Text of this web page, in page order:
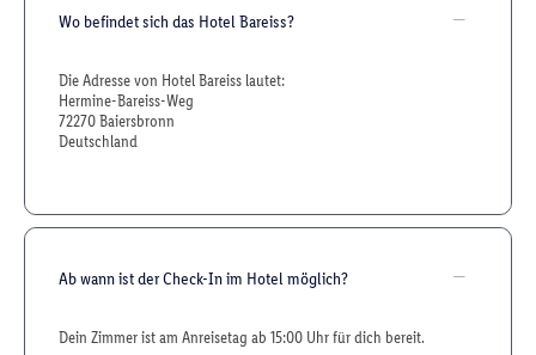
Wo befindet sich das Hotel Bareiss?
Die Adresse von Hotel Bareiss lautet:
Hermine-Bareiss-Weg
72270 Baiersbronn
Deutschland
Ab wann ist der Check-In im Hotel möglich?
Dein Zimmer ist am Anreisetag ab 15:00 Uhr für dich bereit.